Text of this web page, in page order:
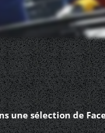
une sélection de